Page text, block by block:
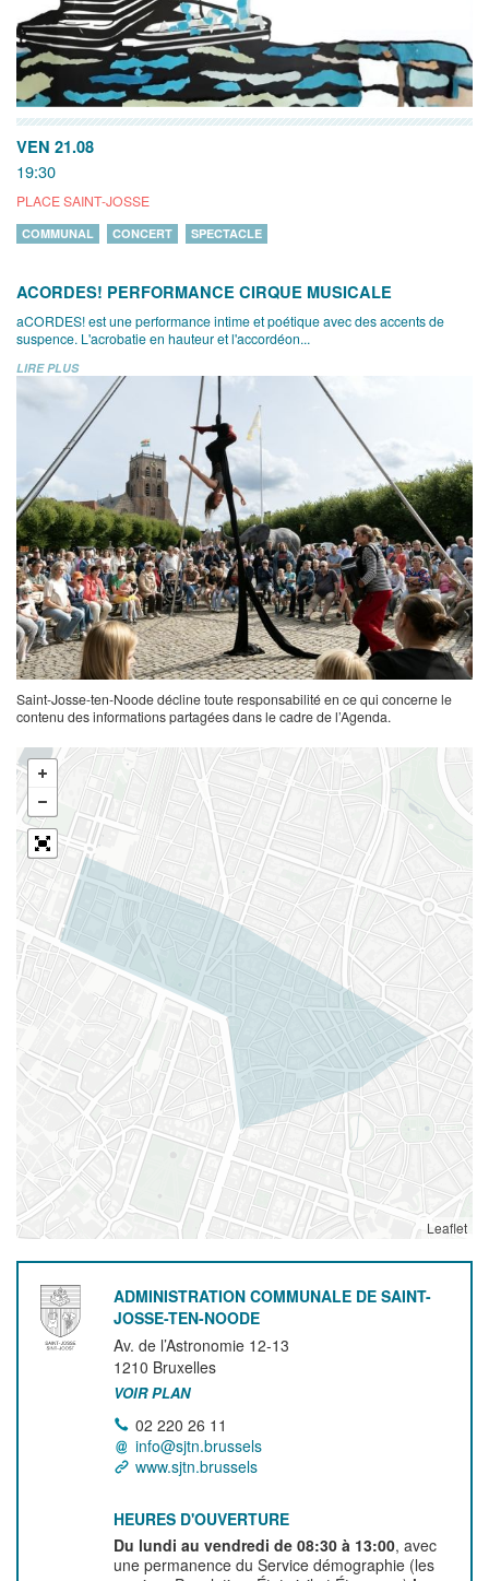
VEN 21.08
19:30
PLACE SAINT-JOSSE
COMMUNAL CONCERT SPECTACLE
ACORDES! PERFORMANCE CIRQUE MUSICALE
aCORDES! est une performance intime et poétique avec des accents de
suspence. L'acrobatie en hauteur et l'accordéon...
LIRE PLUS
Saint-Josse-ten-Noode décline toute responsabilité en ce qui concerne le
contenu des informations partagées dans le cadre de l’Agenda.
Leaflet
ADMINISTRATION COMMUNALE DE SAINT-
JOSSE-TEN-NOODE
Av. de l’Astronomie 12-13
1210 Bruxelles
VOIR PLAN
02 220 26 11
info@sjtn.brussels
www.sjtn.brussels
HEURES D'OUVERTURE
Du lundi au vendredi de 08:30 à 13:00, avec
une permanence du Service démographie (les